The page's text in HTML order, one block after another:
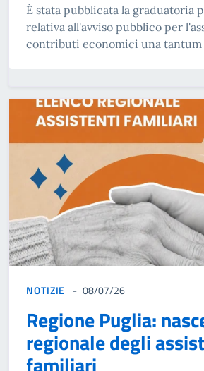
È stata pubblicata la graduatoria
relativa all'avviso pubblico per
contributi economici una tantum
NOTIZIE 08/07/26
Regione Puglia:
regionale degli